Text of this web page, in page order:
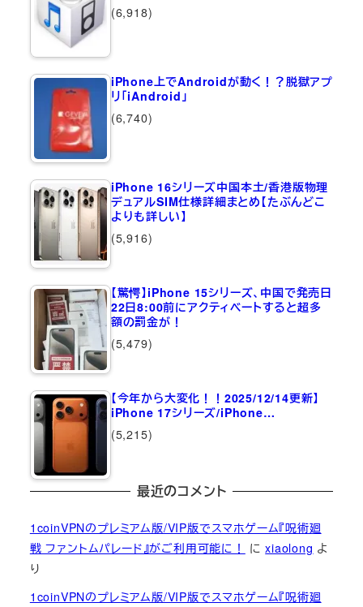
(6,918)
iPhone上でAndroidが動く！？脱獄アプ
リ「iAndroid」
(6,740)
iPhone 16シリーズ中国本土/香港版物理
デュアルSIM仕様詳細まとめ【たぶんどこ
よりも詳しい】
(5,916)
【驚愕】iPhone 15シリーズ、中国で発売日
22日8:00前にアクティベートすると超多
額の罰金が！
(5,479)
【今年から大変化！！2025/12/14更新】
iPhone 17シリーズ/iPhone…
(5,215)
最近のコメント
1coinVPNのプレミアム版/VIP版でスマホゲーム『呪術廻
戦 ファントムパレード』がご利用可能に！
にxiaolong よ
り
1coinVPNのプレミアム版/VIP版でスマホゲーム『呪術廻